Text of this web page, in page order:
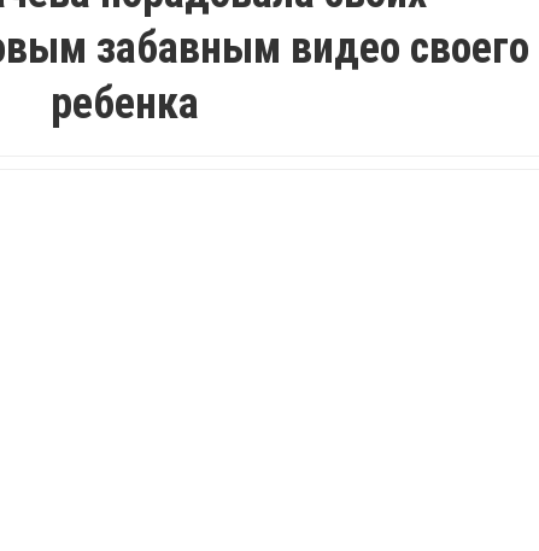
забавным видео своего
ребенка